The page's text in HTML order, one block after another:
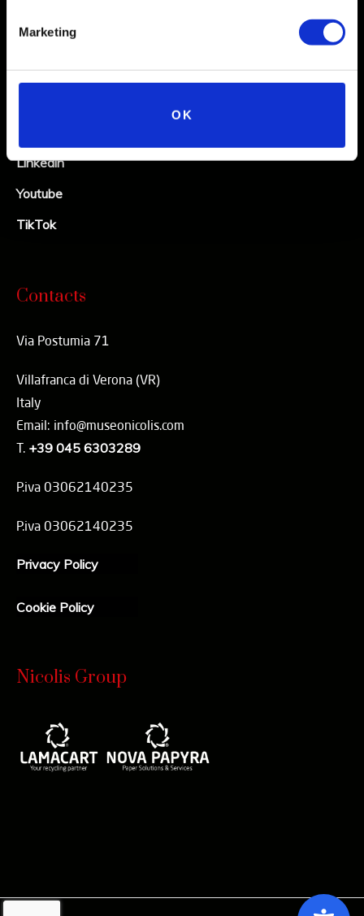
Marketing
OK
Social
Instagram
Linkedin
Youtube
TikTok
Contacts
Via Postumia 71
Villafranca di Verona (VR)
Italy
Email: info@museonicolis.com
T. +39 045 6303289
P.iva 03062140235
P.iva 03062140235
Privacy Policy
Cookie Policy
Nicolis Group